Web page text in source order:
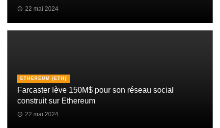
22 mai 2024
ETHEREUM (ETH)
Farcaster lève 150M$ pour son réseau social
construit sur Ethereum
22 mai 2024